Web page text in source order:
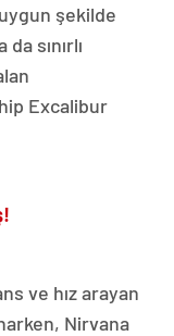
şekilde
sınırlı
Excalibur
ve hız arayan
Nirvana